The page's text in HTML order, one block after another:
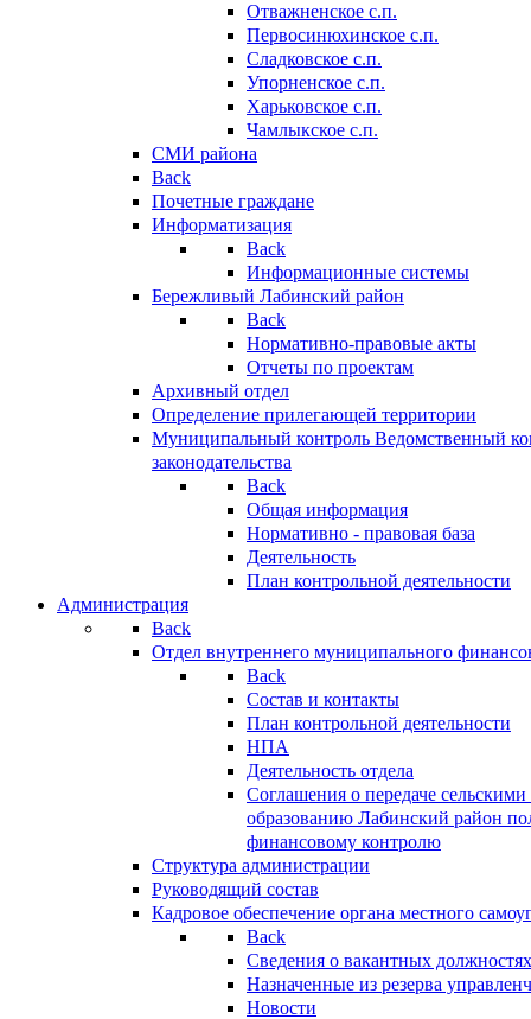
Отважненское с.п.
Первосинюхинское с.п.
Сладковское с.п.
Упорненское с.п.
Харьковское с.п.
Чамлыкское с.п.
СМИ района
Back
Почетные граждане
Информатизация
Back
Информационные системы
Бережливый Лабинский район
Back
Нормативно-правовые акты
Отчеты по проектам
Архивный отдел
Определение прилегающей территории
Муниципальный контроль Ведомственный
законодательства
Back
Общая информация
Нормативно - правовая база
Деятельность
План контрольной деятельности
Администрация
Back
Отдел внутреннего муниципального
Back
Состав и контакты
План контрольной деятельности
НПА
Деятельность отдела
Соглашения о передаче
образованию Лабинский район
финансовому контролю
Структура администрации
Руководящий состав
Кадровое обеспечение органа местного
Back
Сведения о вакантных
Назначенные из резерва
Новости